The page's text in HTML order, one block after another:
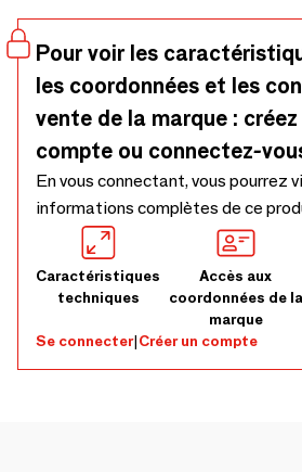
Pour voir les
les coordonnées et les
vente de la marque : créez
compte ou connectez-
En vous connectant, vous pourrez
informations complètes de ce
Caractéristiques
techniques
Accès aux
coordonnées de la
marque
Se connecter|Créer un compte